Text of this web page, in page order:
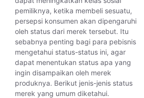
pemiliknya, ketika membeli sesuatu,
persepsi konsumen akan dipengaruhi
oleh status dari merek tersebut. Itu
sebabnya penting bagi para pebisnis
mengetahui status-status ini, agar
dapat menentukan status apa yang
ingin disampaikan oleh merek
produknya. Berikut jenis-jenis status
merek yang umum diketahui.